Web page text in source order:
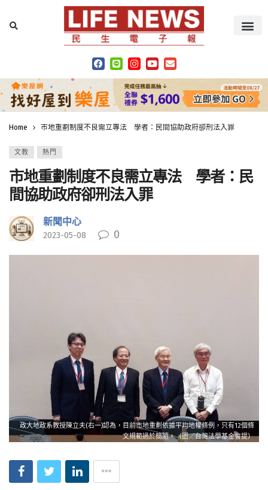
Home 市地重劃制度不良需立專法 學者：民間協助政府卻刑法入罪
文教 熱門
市地重劃制度不良需立專法 學者：民
間協助政府卻刑法入罪
新聞中心
2023-05-08 0
政大地政系教授陳立夫(右一)認為，目前市地重劃依據平均地權條例，只有12個條
文規範過於簡陋。（圖／台灣法學基金會提）